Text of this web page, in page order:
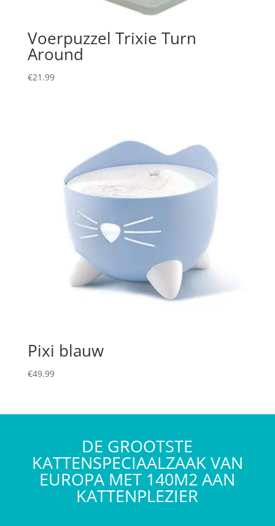
Voerpuzzel Trixie Turn
Around
€21.99
Pixi blauw
€49.99
DE GROOTSTE
KATTENSPECIAALZAAK VAN
EUROPA MET 140M2 AAN
KATTENPLEZIER